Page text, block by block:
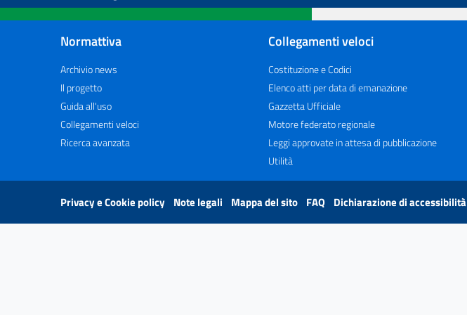
Normattiva
Archivio news
Il progetto
Guida all'uso
Collegamenti veloci
Ricerca avanzata
Collegamenti veloci
Costituzione e Codici
Elenco atti per data di emanazione
Gazzetta Ufficiale
Motore federato regionale
Leggi approvate in attesa di pubblicazione
Utilità
Privacy e Cookie policy Note legali Mappa del sito FAQ Dichiarazione di accessibilità